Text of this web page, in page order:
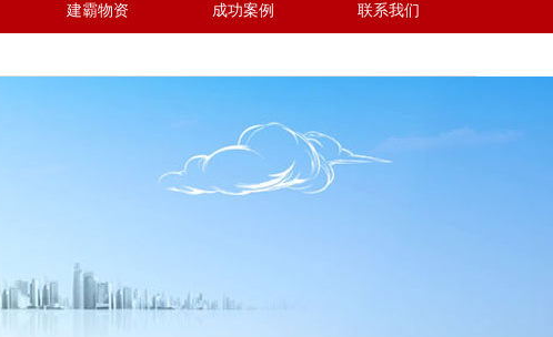
建霸物资 成功案例 联系我们